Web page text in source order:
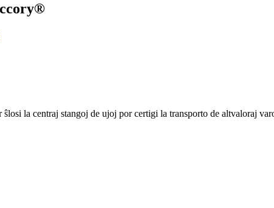
la centraj stangoj de ujoj por certigi la transporto de altvaloraj